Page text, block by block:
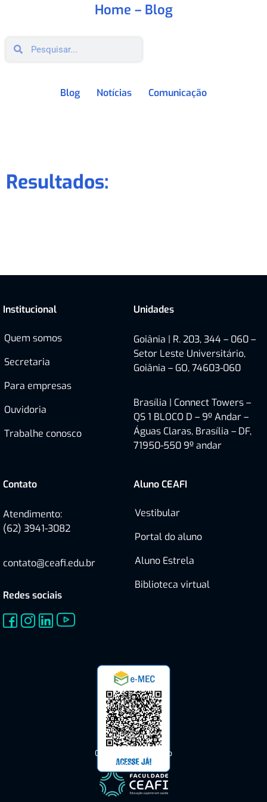
Home – Blog
Blog Notícias Comunicação
Resultados:
Institucional
Quem somos
Secretaria
Para empresas
Ouvidoria
Trabalhe conosco
Unidades
Goiânia | R. 203, 344 – 060 –
Setor Leste Universitário,
Goiânia – GO, 74603-060
Brasília | Connect Towers –
QS 1 BLOCO D – 9º Andar –
Águas Claras, Brasília – DF,
71950-550 9º andar
Contato
Atendimento:
(62) 3941-3082
contato@ceafi.edu.br
Redes sociais
Aluno CEAFI
Vestibular
Portal do aluno
Aluno Estrela
Biblioteca virtual
Consulte o Cadastro
do CEAFI no e-MEC